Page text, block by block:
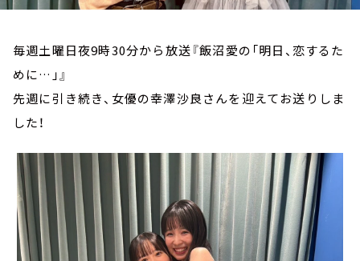
毎週土曜日夜9時30分から放送『飯沼愛の「明日、恋するた
めに…」』
先週に引き続き、女優の幸澤沙良さんを迎えてお送りしま
した！